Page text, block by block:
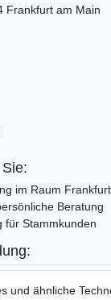
Frankfurt am Main
im Raum Frankfurt
Beratung
für Stammkunden
und ähnliche